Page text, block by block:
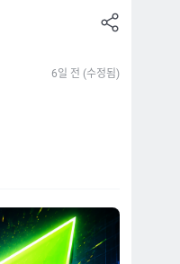
공
하
기
6일 전 (수정됨)